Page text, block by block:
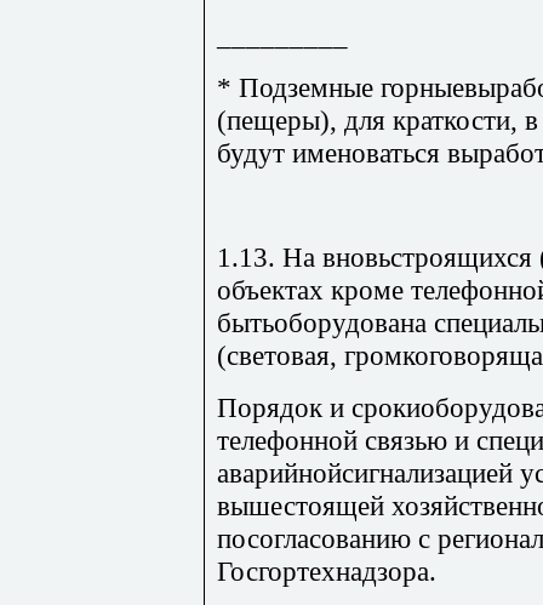
* Подземные
(пещеры), для краткости,
будут именоваться
1.13. На
объектах кроме
бытьоборудована
(световая,
Порядок и
телефонной связью и
аварийнойсигнализацией
вышестоящей
посогласованию с
Госгортехнадзора.